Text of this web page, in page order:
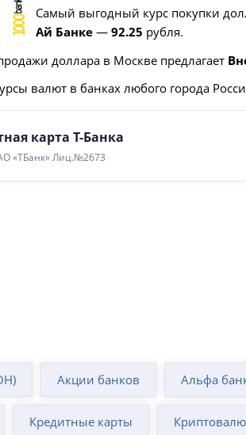
Самый выгодный курс покупки
Ай Банке —92.25 рубля.
доллара в Москве предлагает
валют в банках любого города
карта Т-Банка
«ТБанк» Лиц.№2673
Акции банков Альфа
Кредитные карты